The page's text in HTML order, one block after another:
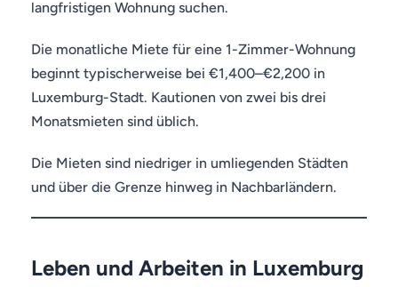
langfristigen Wohnung suchen.
Die monatliche Miete für eine 1-Zimmer-Wohnung
beginnt typischerweise bei €1,400–€2,200 in
Luxemburg-Stadt. Kautionen von zwei bis drei
Monatsmieten sind üblich.
Die Mieten sind niedriger in umliegenden Städten
und über die Grenze hinweg in Nachbarländern.
Leben und Arbeiten in Luxemburg